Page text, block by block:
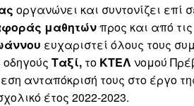
οργανώνει και συντονίζει επί
μαθητώνπρος και από
ευχαριστεί όλους τους
Ταξί, το ΚΤΕΛ νομού
ανταπόκρισή τους στο έργο
έτος 2022-2023.